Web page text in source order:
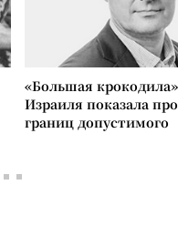
«Большая
Израиля показала
границ допустимого